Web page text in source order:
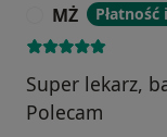
MŻ
Super lekarz,
Polecam